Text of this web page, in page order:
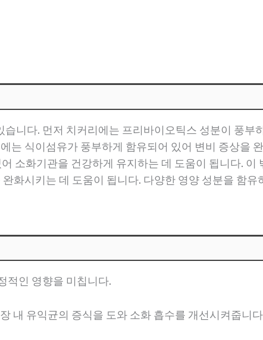
니다. 먼저 치커리에는 프리바이오틱스 성분이 풍부
는 식이섬유가 풍부하게 함유되어 있어 변비 증상을
소화기관을 건강하게 유지하는 데 도움이 됩니다. 이
화시키는 데 도움이 됩니다. 다양한 영양 성분을 함유
적인 영향을 미칩니다.
내 유익균의 증식을 도와 소화 흡수를 개선시켜줍니